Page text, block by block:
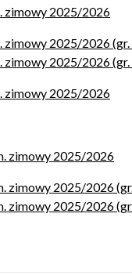
zimowy 2025/2026
zimowy 2025/2026
zimowy 2025/2026
zimowy 2025/2026
zimowy 2025/2026
zimowy 2025/2026
zimowy 2025/2026